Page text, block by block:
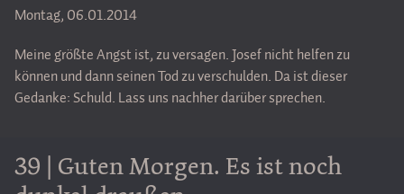
Montag, 06.01.2014
Meine größte Angst ist, zu versagen. Josef nicht helfen zu
können und dann seinen Tod zu verschulden. Da ist dieser
Gedanke: Schuld. Lass uns nachher darüber sprechen.
39 | Guten Morgen. Es ist noch